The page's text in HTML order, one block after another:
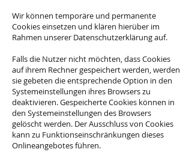
Wir können temporäre und permanente
Cookies einsetzen und klären hierüber im
Rahmen unserer Datenschutzerklärung auf.
Falls die Nutzer nicht möchten, dass Cookies
auf ihrem Rechner gespeichert werden, werden
sie gebeten die entsprechende Option in den
Systemeinstellungen ihres Browsers zu
deaktivieren. Gespeicherte Cookies können in
den Systemeinstellungen des Browsers
gelöscht werden. Der Ausschluss von Cookies
kann zu Funktionseinschränkungen dieses
Onlineangebotes führen.